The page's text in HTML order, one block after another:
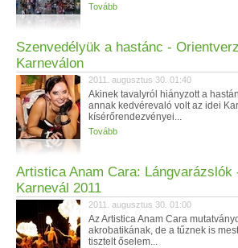
Tovább
Szenvedélyük a hastánc -
Karneválon
2011. augusztus 30. 01:40
Akinek tavalyról hiányzott a
annak kedvérevaló volt az idei
kísérőrendezvényei...
Tovább
Artistica Anam Cara: Lángvarázslók
Karnevál 2011
2011. augusztus 30. 01:00
Az Artistica Anam Cara
akrobatikának, de a tűznek is
tisztelt őselem...